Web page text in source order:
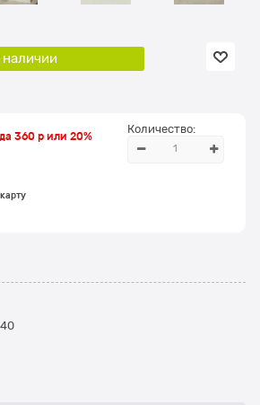
наличии
360 рили 20%
Количество: